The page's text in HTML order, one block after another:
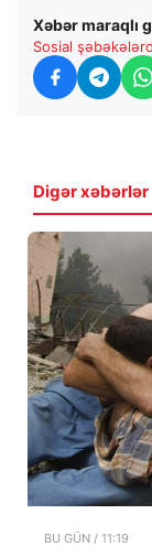
Xəbər maraqlı
Sosial
Digər xəbərlər
BU GÜN / 11:19